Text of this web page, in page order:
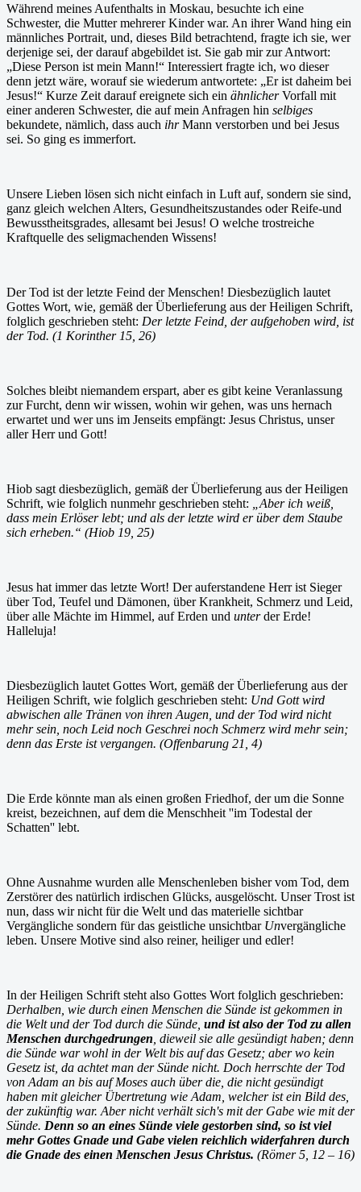
Während meines Aufenthalts in Moskau, besuchte ich eine
Schwester, die Mutter mehrerer Kinder war. An ihrer Wand hing ein
männliches Portrait, und, dieses Bild betrachtend, fragte ich sie, wer
derjenige sei, der darauf abgebildet ist. Sie gab mir zur Antwort:
„Diese Person ist mein Mann!“ Interessiert fragte ich, wo dieser
denn jetzt wäre, worauf sie wiederum antwortete: „Er ist daheim bei
Jesus!“ Kurze Zeit darauf ereignete sich ein ähnlicherVorfall mit
einer anderen Schwester, die auf mein Anfragen hin selbiges
bekundete, nämlich, dass auch ihrMann verstorben und bei Jesus
sei. So ging es immerfort.
Unsere Lieben lösen sich nicht einfach in Luft auf, sondern sie sind,
ganz gleich welchen Alters, Gesundheitszustandes oder Reife-und
Bewusstheitsgrades, allesamt bei Jesus! O welche trostreiche
Kraftquelle des seligmachenden Wissens!
Der Tod ist der letzte Feind der Menschen! Diesbezüglich lautet
Gottes Wort, wie, gemäß der Überlieferung aus der Heiligen Schrift,
folglich geschrieben steht: Der letzte Feind, der aufgehoben wird, ist
der Tod. (1 Korinther 15, 26)
Solches bleibt niemandem erspart, aber es gibt keine Veranlassung
zur Furcht, denn wir wissen, wohin wir gehen, was uns hernach
erwartet und wer uns im Jenseits empfängt: Jesus Christus, unser
aller Herr und Gott!
Hiob sagt diesbezüglich, gemäß der Überlieferung aus der Heiligen
Schrift, wie folglich nunmehr geschrieben steht:
„Aber ich weiß,
dass mein Erlöser lebt; und als der letzte wird er über dem Staube
sich erheben.“ (Hiob 19, 25)
Jesus hat immer das letzte Wort! Der auferstandene Herr ist Sieger
über Tod, Teufel und Dämonen, über Krankheit, Schmerz und Leid,
über alle Mächte im Himmel, auf Erden und unterder Erde!
Halleluja!
Diesbezüglich lautet Gottes Wort, gemäß der Überlieferung aus der
Heiligen Schrift, wie folglich geschrieben steht: Und Gott wird
abwischen alle Tränen von ihren Augen, und der Tod wird nicht
mehr sein, noch Leid noch Geschrei noch Schmerz wird mehr sein;
denn das Erste ist vergangen. (Offenbarung 21, 4)
Die Erde könnte man als einen großen Friedhof, der um die Sonne
kreist, bezeichnen, auf dem die Menschheit ''im Todestal der
Schatten'' lebt.
Ohne Ausnahme wurden alle Menschenleben bisher vom Tod, dem
Zerstörer des natürlich irdischen Glücks, ausgelöscht. Unser Trost ist
nun, dass wir nicht für die Welt und das materielle sichtbar
Vergängliche sondern für das geistliche unsichtbar Unvergängliche
leben. Unsere Motive sind also reiner, heiliger und edler!
In der Heiligen Schrift steht also Gottes Wort folglich geschrieben:
Derhalben, wie durch einen Menschen die Sünde ist gekommen in
die Welt und der Tod durch die Sünde, und ist also der Tod zu allen
Menschen durchgedrungen , dieweil sie alle gesündigt haben; denn
die Sünde war wohl in der Welt bis auf das Gesetz; aber wo kein
Gesetz ist, da achtet man der Sünde nicht. Doch herrschte der Tod
von Adam an bis auf Moses auch über die, die nicht gesündigt
haben mit gleicher Übertretung wie Adam, welcher ist ein Bild des,
der zukünftig war. Aber nicht verhält sich's mit der Gabe wie mit der
Sünde. Denn so an eines Sünde viele gestorben sind, so ist viel
mehr Gottes Gnade und Gabe vielen reichlich widerfahren durch
die Gnade des einen Menschen Jesus Christus. (Römer 5, 12 – 16)